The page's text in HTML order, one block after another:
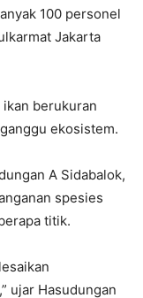
100 personel
Jakarta
berukuran
ekosistem.
A Sidabalok,
spesies
titik.
ujar Hasudungan